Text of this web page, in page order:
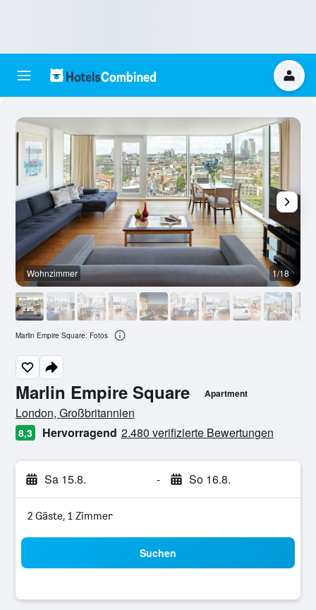
Marlin Empire Square Apartment
Bewertungskategorie 0
London, Großbritannien
8,3 Hervorragend 2.480 verifizierte Bewertungen
Sa 15.8. - So 16.8.
2 Gäste, 1 Zimmer
Suchen
Wohnzimmer 1/18
Marlin Empire Square: Fotos